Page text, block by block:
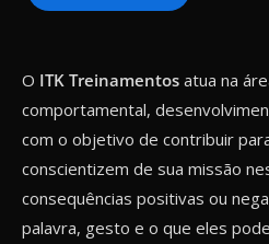
O ITK Treinamentos atua na
comportamental,
com o objetivo de contribuir
conscientizem de sua missão
consequências positivas ou
palavra, gesto e o que eles